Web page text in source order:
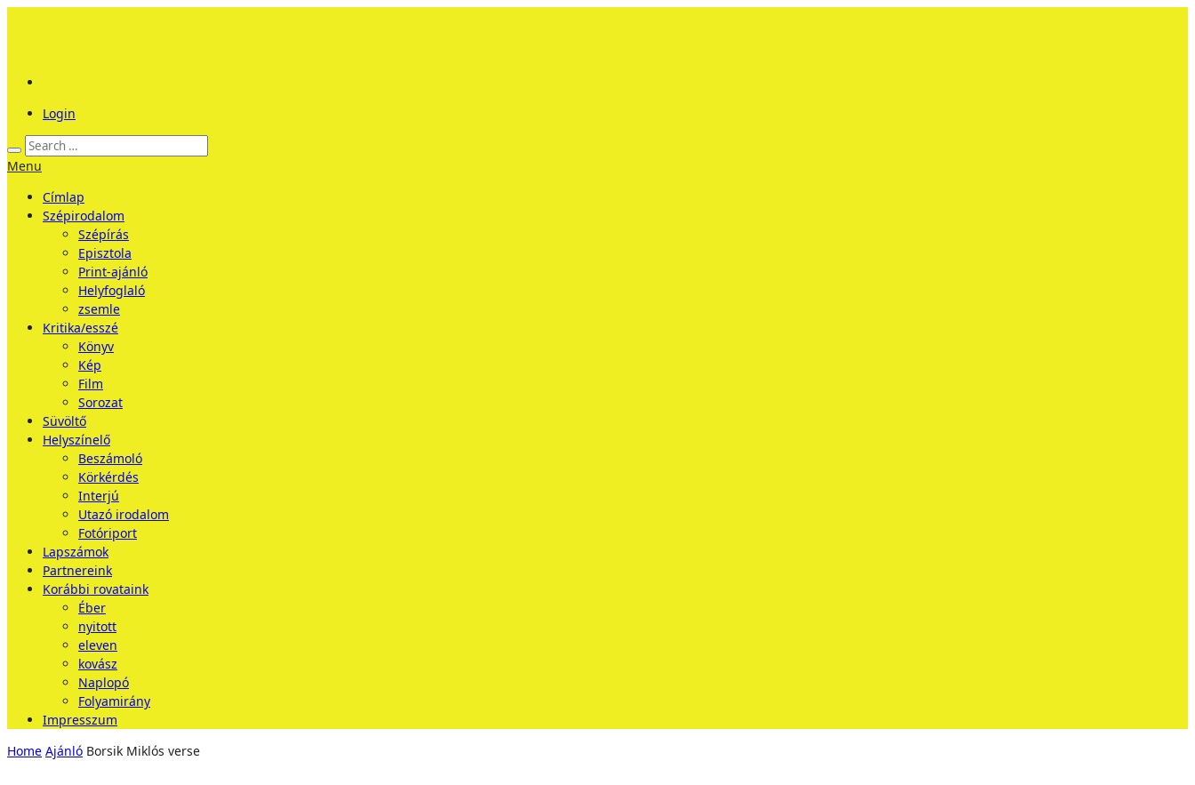
Login
Menu
Címlap
Szépirodalom
Szépírás
Episztola
Print-ajánló
Helyfoglaló
zsemle
Kritika/esszé
Könyv
Kép
Film
Sorozat
Süvöltő
Helyszínelő
Beszámoló
Körkérdés
Interjú
Utazó irodalom
Fotóriport
Lapszámok
Partnereink
Korábbi rovataink
Éber
nyitott
eleven
kovász
Naplopó
Folyamirány
Impresszum
Home Ajánló Borsik Miklós verse